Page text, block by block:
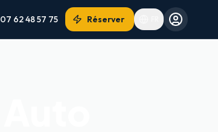
07 62 48 57 75 Réserver